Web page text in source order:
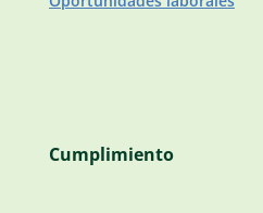
Cumplimiento